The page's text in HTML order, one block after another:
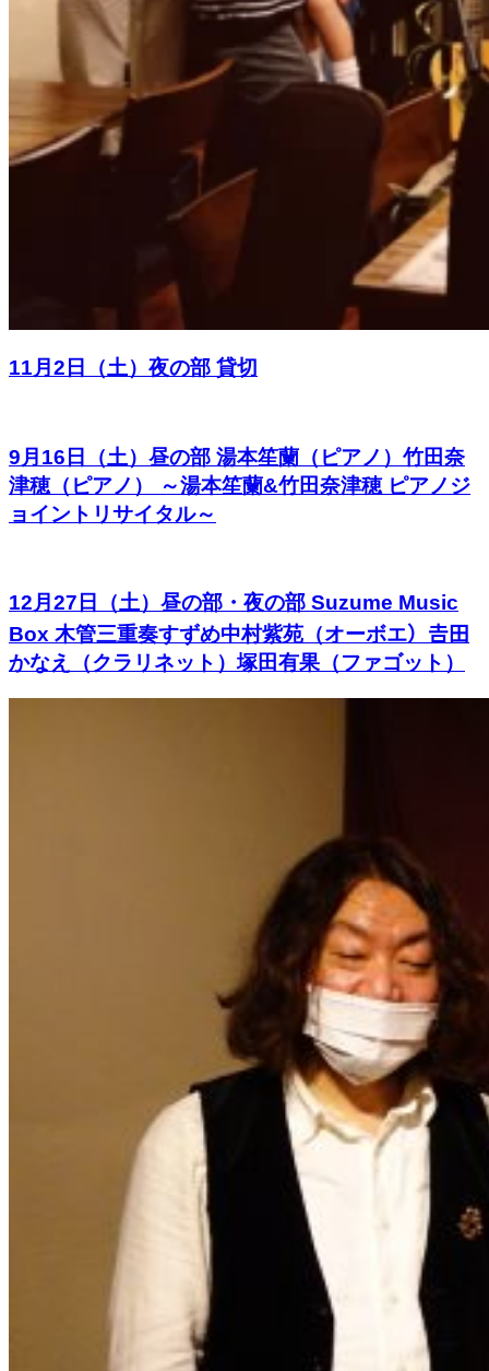
11月2日（土）夜の部 貸切
9月16日（土）昼の部 湯本笙蘭（ピアノ）竹田奈
津穂（ピアノ） ～湯本笙蘭&竹田奈津穂 ピアノジ
ョイントリサイタル～
12月27日（土）昼の部・夜の部 Suzume Music
Box 木管三重奏すずめ中村紫苑（オーボエ）𠮷田
かなえ（クラリネット）塚田有果（ファゴット）